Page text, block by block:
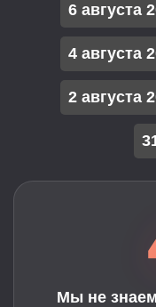
6 августа
4 августа
2 августа
Мы не